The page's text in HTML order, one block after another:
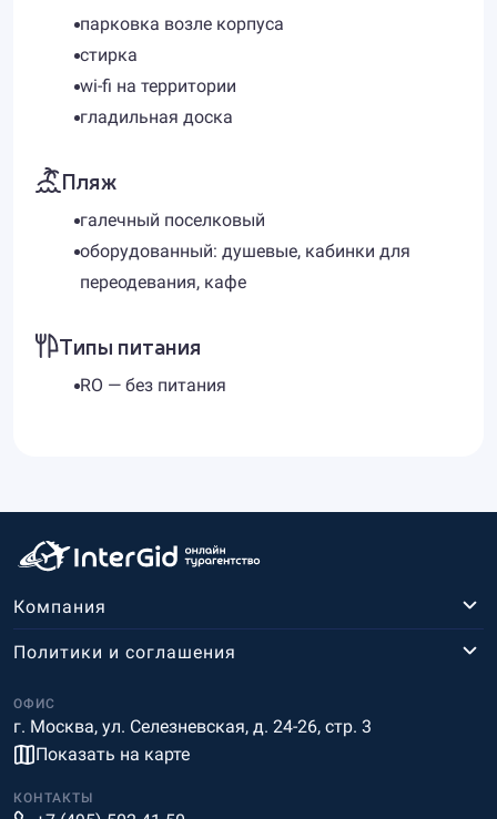
парковка возле корпуса
стирка
wi-fi на территории
гладильная доска
Пляж
галечный поселковый
оборудованный: душевые, кабинки для
переодевания, кафе
Типы питания
RO — без питания
Компания
ОФИС
г. Москва, ул. Селезневская, д. 24-26, стр. 3
Показать на карте
Политики и соглашения
КОНТАКТЫ